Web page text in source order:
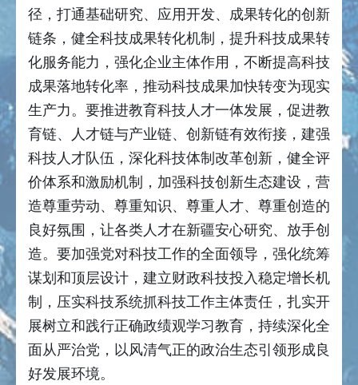
径，打通基础研究、应用开发、成果转化的创新
链条，健全科技成果转化机制，提升科技成果转
化服务能力，强化企业主体作用，不断提高科技
成果落地转化率，推动科技成果加快转变为现实
生产力。要推进教育科技人才一体发展，促进教
育链、人才链与产业链、创新链有效衔接，建强
科技人才队伍，深化科技体制改革创新，健全评
价体系和激励机制，加强科技创新生态建设，营
造尊重劳动、尊重知识、尊重人才、尊重创造的
良好氛围，让各类人才在新疆安心研究、放手创
造。要加强党对科技工作的全面领导，强化统筹
谋划和顶层设计，建立财政科技投入稳定增长机
制，压实科技系统抓科技工作主体责任，扎实开
展树立和践行正确政绩观学习教育，持续深化全
面从严治党，以风清气正的政治生态引领形成良
好发展环境。